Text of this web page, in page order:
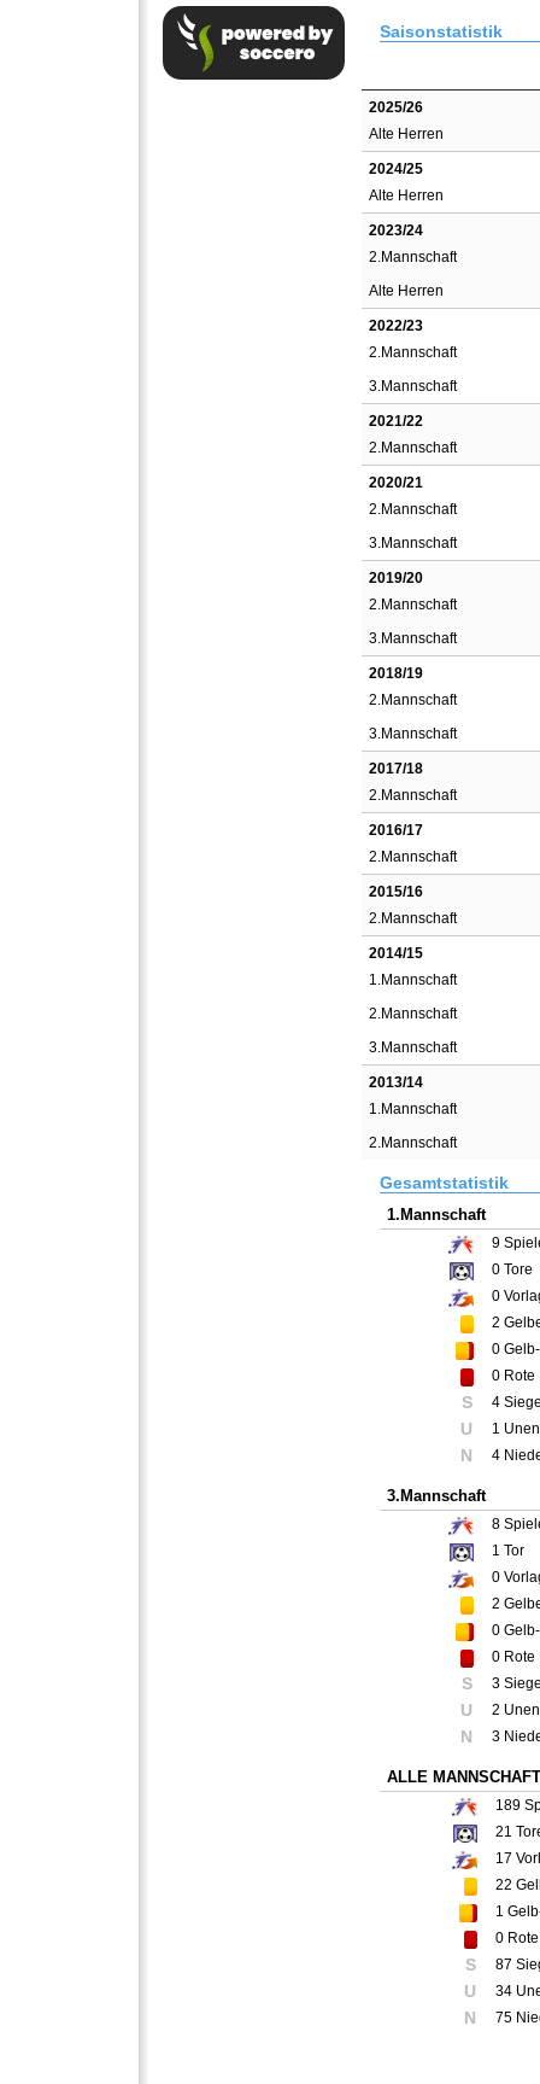
Saisonstatistik
2025/26
Alte Herren
2024/25
Alte Herren
2023/24
2.Mannschaft
Alte Herren
2022/23
2.Mannschaft
3.Mannschaft
2021/22
2.Mannschaft
2020/21
2.Mannschaft
3.Mannschaft
2019/20
2.Mannschaft
3.Mannschaft
2018/19
2.Mannschaft
3.Mannschaft
2017/18
2.Mannschaft
2016/17
2.Mannschaft
2015/16
2.Mannschaft
2014/15
1.Mannschaft
2.Mannschaft
3.Mannschaft
2013/14
1.Mannschaft
2.Mannschaft
Gesamtstatistik
1.Mannschaft
9
0 Tore
0
2
0
0 Rote
S 4
U 1
N 4
3.Mannschaft
8
1 Tor
0
2
0
0 Rote
S 3
U 2
N 3
ALLE
189
21
17
22
1
0
S 87
U 34
N 75